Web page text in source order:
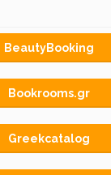
BeautyBooking
Bookrooms.gr
Greekcatalog